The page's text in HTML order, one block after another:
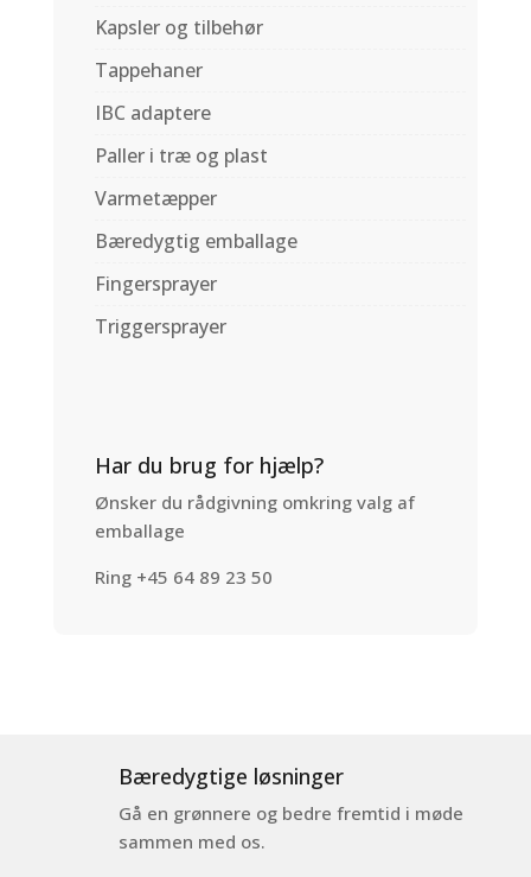
Kapsler og tilbehør
Tappehaner
IBC adaptere
Paller i træ og plast
Varmetæpper
Bæredygtig emballage
Fingersprayer
Triggersprayer
Har du brug for hjælp?
Ønsker du rådgivning omkring valg af
emballage
Ring +45 64 89 23 50
Bæredygtige løsninger
Gå en grønnere og bedre fremtid i møde
sammen med os.